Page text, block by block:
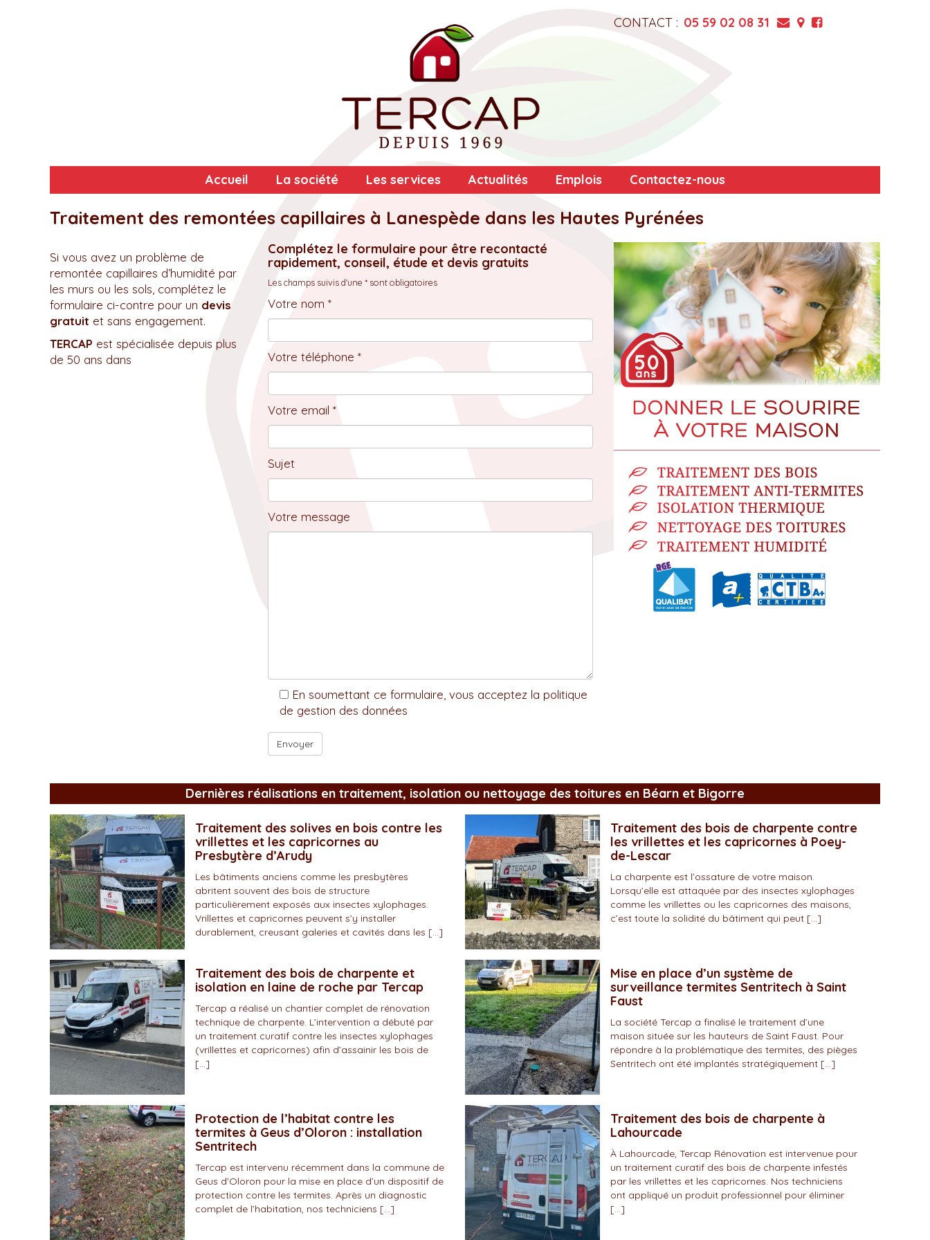
CONTACT : 05 59 02 08 31
Accueil La société Les services Actualités Emplois Contactez-nous
Traitement des remontées capillaires à Lanespède dans les Hautes Pyrénées
Si vous avez un problème de
remontée capillaires d’humidité par
les murs ou les sols, complétez le
formulaire ci-contre pour un devis
gratuit et sans engagement.
TERCAP est spécialisée depuis plus
de 50 ans dans
Complétez le formulaire pour être recontacté
rapidement, conseil, étude et devis gratuits
Les champs suivis d'une * sont obligatoires
Votre nom *
Votre téléphone *
Votre email *
Sujet
Votre message
En soumettant ce formulaire, vous acceptez la politique
de gestion des données
Dernières réalisations en traitement, isolation ou nettoyage des toitures en Béarn et Bigorre
Traitement des solives en bois contre les
vrillettes et les capricornes au
Presbytère d’Arudy
Les bâtiments anciens comme les presbytères
abritent souvent des bois de structure
particulièrement exposés aux insectes xylophages.
Vrillettes et capricornes peuvent s’y installer
durablement, creusant galeries et cavités dans les […]
Traitement des bois de charpente contre
les vrillettes et les capricornes à Poey-
de-Lescar
La charpente est l’ossature de votre maison.
Lorsqu’elle est attaquée par des insectes xylophages
comme les vrillettes ou les capricornes des maisons,
c’est toute la solidité du bâtiment qui peut […]
Traitement des bois de charpente et
isolation en laine de roche par Tercap
Tercap a réalisé un chantier complet de rénovation
technique de charpente. L’intervention a débuté par
un traitement curatif contre les insectes xylophages
(vrillettes et capricornes) afin d’assainir les bois de
[…]
Mise en place d’un système de
surveillance termites Sentritech à Saint
Faust
La société Tercap a finalisé le traitement d’une
maison située sur les hauteurs de Saint Faust. Pour
répondre à la problématique des termites, des pièges
Sentritech ont été implantés stratégiquement […]
Protection de l’habitat contre les
termites à Geus d’Oloron : installation
Sentritech
Tercap est intervenu récemment dans la commune de
Geus d’Oloron pour la mise en place d’un dispositif de
protection contre les termites. Après un diagnostic
complet de l’habitation, nos techniciens […]
Traitement des bois de charpente à
Lahourcade
À Lahourcade, Tercap Rénovation est intervenue pour
un traitement curatif des bois de charpente infestés
par les vrillettes et les capricornes. Nos techniciens
ont appliqué un produit professionnel pour éliminer
[…]